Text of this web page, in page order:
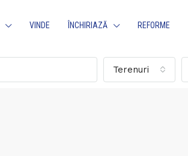
VINDE ÎNCHIRIAZĂ REFORME
Terenuri